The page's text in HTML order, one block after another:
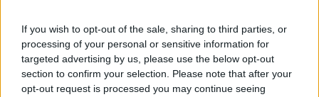
If you wish to opt-out of the sale, sharing to third parties, or
processing of your personal or sensitive information for
targeted advertising by us, please use the below opt-out
section to confirm your selection. Please note that after your
opt-out request is processed you may continue seeing
residue chances di andare ad Euro 2016, è più
che concretizzabile. L'accelerata, in tal senso,
nelle ultime ore è stata determinante.